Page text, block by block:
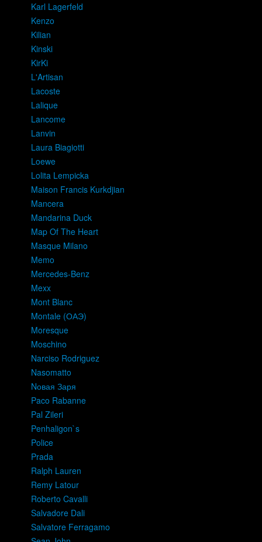
Karl Lagerfeld
Kenzo
Kilian
Kinski
KirKi
L'Artisan
Lacoste
Lalique
Lancome
Lanvin
Laura Biagiotti
Loewe
Lolita Lempicka
Maison Francis Kurkdjian
Mancera
Mandarina Duck
Map Of The Heart
Masque Milano
Memo
Mercedes-Benz
Mexx
Mont Blanc
Montale (ОАЭ)
Moresque
Moschino
Narciso Rodriguez
Nasomatto
Nовая Заря
Paco Rabanne
Pal Zileri
Penhaligon`s
Police
Prada
Ralph Lauren
Remy Latour
Roberto Cavalli
Salvadore Dali
Salvatore Ferragamo